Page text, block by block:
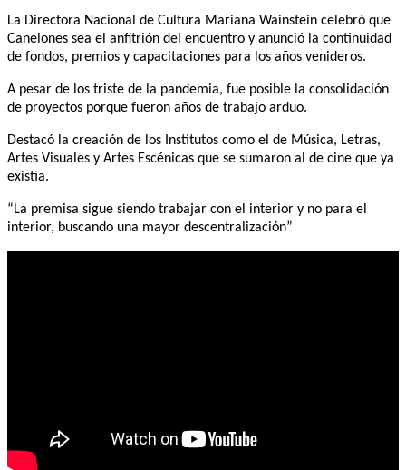
La Directora Nacional de Cultura Mariana Wainstein celebró que
Canelones sea el anfitrión del encuentro y anunció la continuidad
de fondos, premios y capacitaciones para los años venideros.
A pesar de los triste de la pandemia, fue posible la consolidación
de proyectos porque fueron años de trabajo arduo.
Destacó la creación de los Institutos como el de Música, Letras,
Artes Visuales y Artes Escénicas que se sumaron al de cine que ya
existía.
“La premisa sigue siendo trabajar con el interior y no para el
interior, buscando una mayor descentralización”